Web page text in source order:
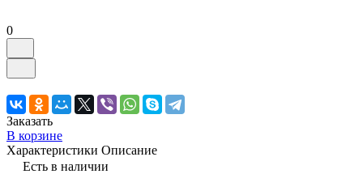
0
Заказать
В корзине
Характеристики Описание
Есть в наличии